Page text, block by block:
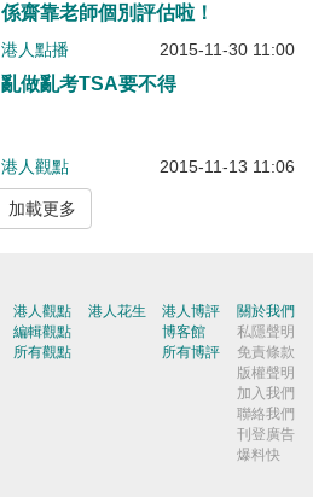
係齋靠老師個別評估啦！
港人點播 2015-11-30 11:00
亂做亂考TSA要不得
港人觀點 2015-11-13 11:06
加載更多
港人觀點
編輯觀點
所有觀點
港人花生
港人博評
博客館
所有博評
關於我們
私隱聲明
免責條款
版權聲明
加入我們
聯絡我們
刊登廣告
爆料快